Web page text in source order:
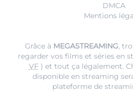
DMCA
Mentions
Grâce à MEGASTREAMING,
regarder vos films et séries en
VF) et tout ça légalement.
disponible en streaming
plateforme de